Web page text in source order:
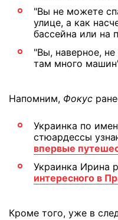
"Вы не можете
улице, а как
бассейна или на
"Вы, наверное,
там много
Напомним, Фокус
Украинка по
стюардессы
впервые
Украинка Ирина
интересного в
Кроме того, уже в